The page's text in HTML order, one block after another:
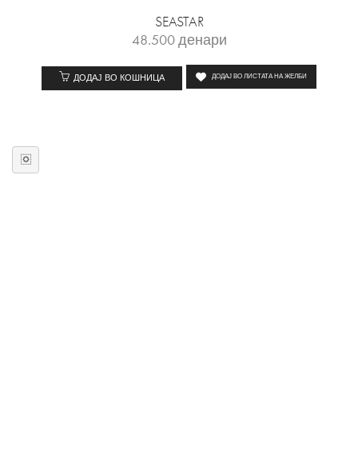
SEASTAR
48.500денари
ДОДАЈ ВО КОШНИЦА ДОДАЈ ВО ЛИСТАТА НА ЖЕЛБИ